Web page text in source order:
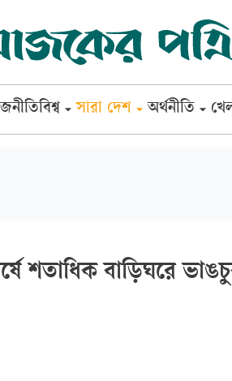
বিশ্ব সারা দেশ অর্থনীতি
শতাধিক বাড়িঘরে